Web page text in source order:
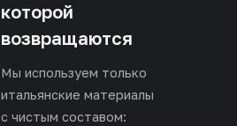
которой
возвращаются
Мы используем только
итальянские материалы
с чистым составом: